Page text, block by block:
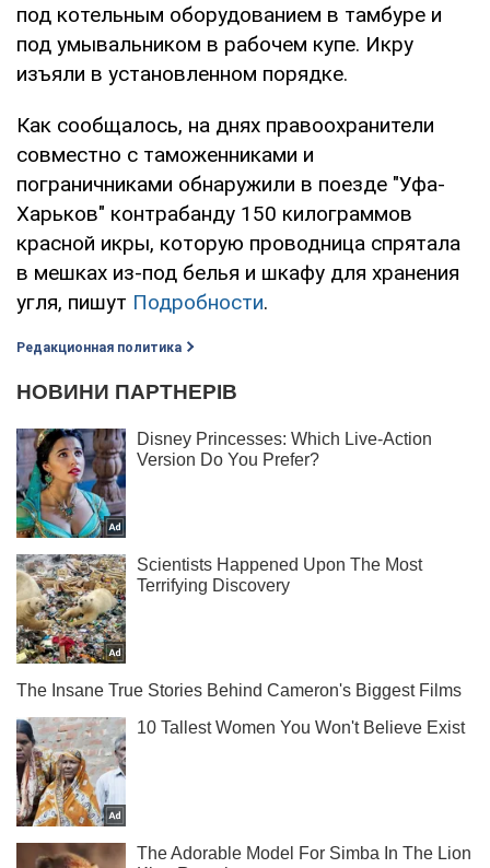
под котельным оборудованием в тамбуре и
под умывальником в рабочем купе. Икру
изъяли в установленном порядке.
Как сообщалось, на днях правоохранители
совместно с таможенниками и
пограничниками обнаружили в поезде "Уфа-
Харьков" контрабанду 150 килограммов
красной икры, которую проводница спрятала
в мешках из-под белья и шкафу для хранения
угля, пишут Подробности.
Редакционная политика